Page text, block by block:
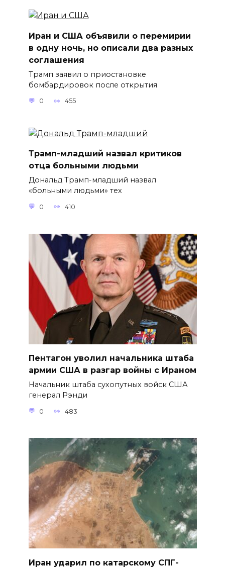
Иран и США объявили о перемирии
в одну ночь, но описали два разных
соглашения
Трамп заявил о приостановке
бомбардировок после открытия
0 455
Трамп-младший назвал критиков
отца больными людьми
Дональд Трамп-младший назвал
«больными людьми» тех
0 410
Пентагон уволил начальника штаба
армии США в разгар войны с Ираном
Начальник штаба сухопутных войск США
генерал Рэнди
0 483
Иран ударил по катарскому СПГ-